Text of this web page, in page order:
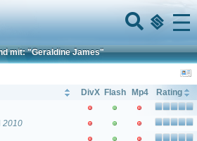
Menu
mit: "Geraldine James"
DivX Flash Mp4
Rating
2010